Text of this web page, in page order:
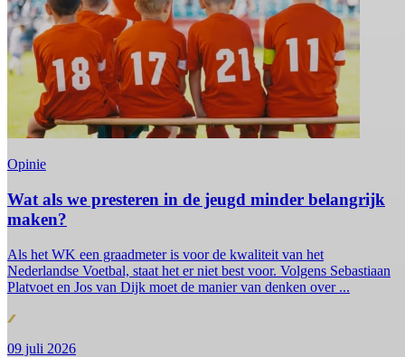
Opinie
Wat als we presteren in de jeugd minder belangrijk
maken?
Als het WK een graadmeter is voor de kwaliteit van het
Nederlandse Voetbal, staat het er niet best voor. Volgens Sebastiaan
Platvoet en Jos van Dijk moet de manier van denken over ...
09 juli 2026